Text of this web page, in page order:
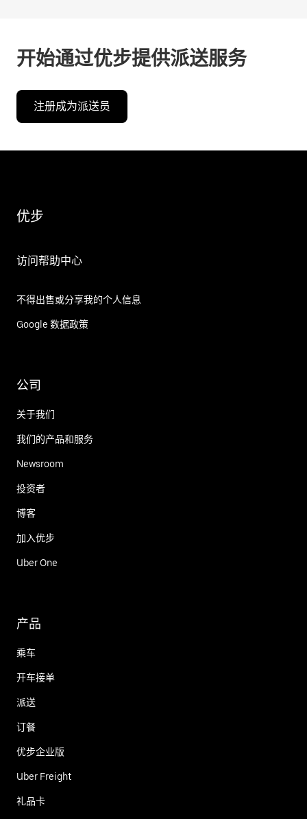
开始通过优步提供派送服务
注册成为派送员
优步
访问帮助中心
不得出售或分享我的个人信息
Google 数据政策
公司
关于我们
我们的产品和服务
Newsroom
投资者
博客
加入优步
Uber One
产品
乘车
开车接单
派送
订餐
优步企业版
Uber Freight
礼品卡